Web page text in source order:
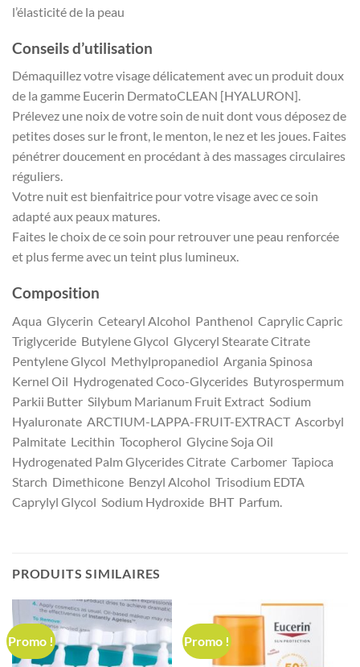
l’élasticité de la peau
Conseils d’utilisation
Démaquillez votre visage délicatement avec un produit doux
de la gamme Eucerin DermatoCLEAN [HYALURON].
Prélevez une noix de votre soin de nuit dont vous déposez de
petites doses sur le front, le menton, le nez et les joues. Faites
pénétrer doucement en procédant à des massages circulaires
réguliers.
Votre nuit est bienfaitrice pour votre visage avec ce soin
adapté aux peaux matures.
Faites le choix de ce soin pour retrouver une peau renforcée
et plus ferme avec un teint plus lumineux.
Composition
Aqua Glycerin Cetearyl Alcohol Panthenol Caprylic Capric
Triglyceride Butylene Glycol Glyceryl Stearate Citrate
Pentylene Glycol Methylpropanediol Argania Spinosa
Kernel Oil Hydrogenated Coco-Glycerides Butyrospermum
Parkii Butter Silybum Marianum Fruit Extract Sodium
Hyaluronate ARCTIUM-LAPPA-FRUIT-EXTRACT Ascorbyl
Palmitate Lecithin Tocopherol Glycine Soja Oil
Hydrogenated Palm Glycerides Citrate Carbomer Tapioca
Starch Dimethicone Benzyl Alcohol Trisodium EDTA
Caprylyl Glycol Sodium Hydroxide BHT Parfum.
PRODUITS SIMILAIRES
Promo ! Promo !